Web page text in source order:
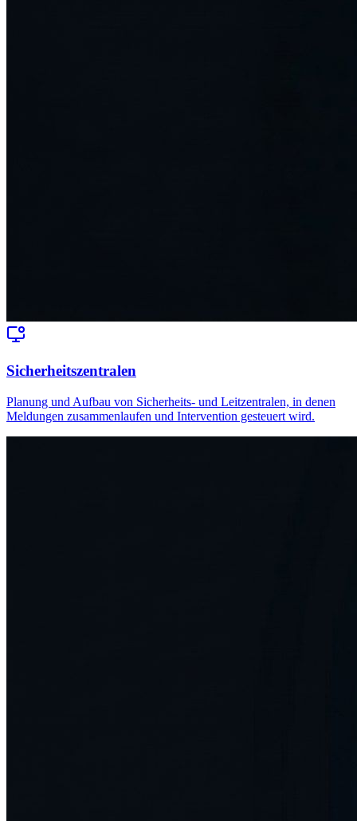
Sicherheitszentralen
Planung und Aufbau von Sicherheits- und Leitzentralen, in denen
Meldungen zusammenlaufen und Intervention gesteuert wird.